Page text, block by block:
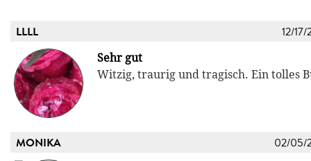
LLLL 12/
Sehr gut
Witzig, traurig und tragisch. Ein tolles
MONIKA 02/05/